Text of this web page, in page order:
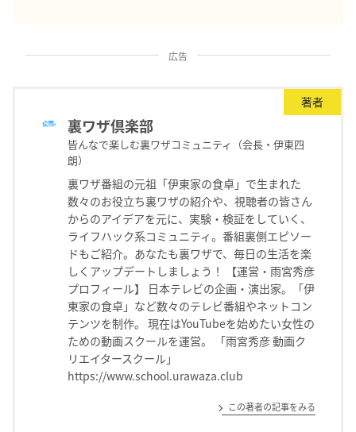
広告
著者
裏ワザ倶楽部
皆んなで楽しむ裏ワザコミュニティ（会長・伊東四
朗）
裏ワザ番組の元祖「伊東家の食卓」で生まれた
数々のお役立ち裏ワザの紹介や、視聴者の皆さん
からのアイデアを元に、実験・検証をしていく、
ライフハック系コミュニティ。番組裏側エピソー
ドもご紹介。あなたも裏ワザで、毎日の生活を楽
しくアップデートしましょう！ 【運営・雨宮秀彦
プロフィール】 日本テレビの企画・演出家。「伊
東家の食卓」など数々のテレビ番組やネットコン
テンツを制作。 現在はYouTubeを始めたい女性の
ための動画スクールを運営。 「雨宮秀彦 動画ク
リエイタースクール」
https://www.school.urawaza.club
この著者の記事をみる